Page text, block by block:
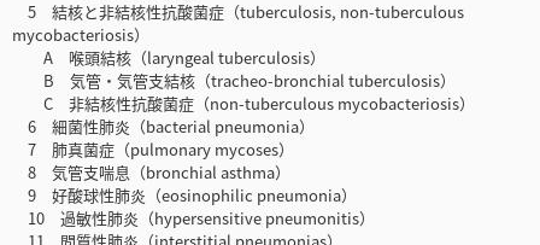
5 結核と非結核性抗酸菌症（tuberculosis, non-tuberculous
mycobacteriosis）
A 喉頭結核（laryngeal tuberculosis）
B 気管・気管支結核（tracheo-bronchial tuberculosis）
C 非結核性抗酸菌症（non-tuberculous mycobacteriosis）
6 細菌性肺炎（bacterial pneumonia）
7 肺真菌症（pulmonary mycoses）
8 気管支喘息（bronchial asthma）
9 好酸球性肺炎（eosinophilic pneumonia）
10 過敏性肺炎（hypersensitive pneumonitis）